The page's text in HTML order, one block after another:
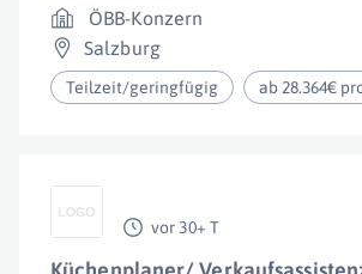
ÖBB-Konzern
Salzburg
Teilzeit/geringfügig ab 28.364€
vor 30+ T